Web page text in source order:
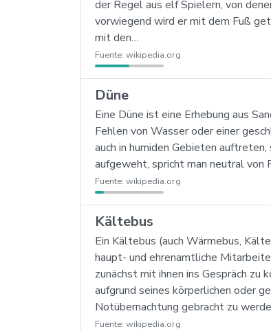
der Regel aus elf Spielern, von
vorwiegend wird er mit dem Fuß
mit den…
Fuente: wikipedia.org
Düne
Eine Düne ist eine Erhebung aus
Fehlen von Wasser oder einer
auch in humiden Gebieten
aufgeweht, spricht man neutral von
Fuente: wikipedia.org
Kältebus
Ein Kältebus (auch Wärmebus,
haupt- und ehrenamtliche
zunächst mit ihnen ins Gespräch zu
aufgrund seines körperlichen oder
Notübernachtung gebracht zu
Fuente: wikipedia.org